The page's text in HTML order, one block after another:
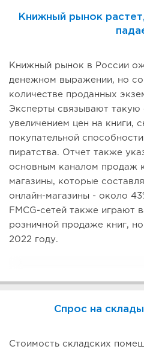
Книжный рынок
Книжный рынок в России
денежном выражении, но
количестве проданных
Эксперты связывают такую
увеличением цен на книги,
покупательной
пиратства. Отчет также
основным каналом продаж
магазины, которые
онлайн-магазины - около
FMCG-сетей также играют
розничной продаже книг,
2022 году.
Спрос на
Стоимость складских